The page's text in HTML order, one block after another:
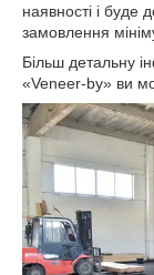
наявності і буде
замовлення
Більш детальну
«Veneer-by» ви